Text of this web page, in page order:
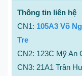
Thông tin liên hệ
CN1: 105A3 Võ
Tre
CN2: 123C Mỹ An
CN3: 21A1 Trần